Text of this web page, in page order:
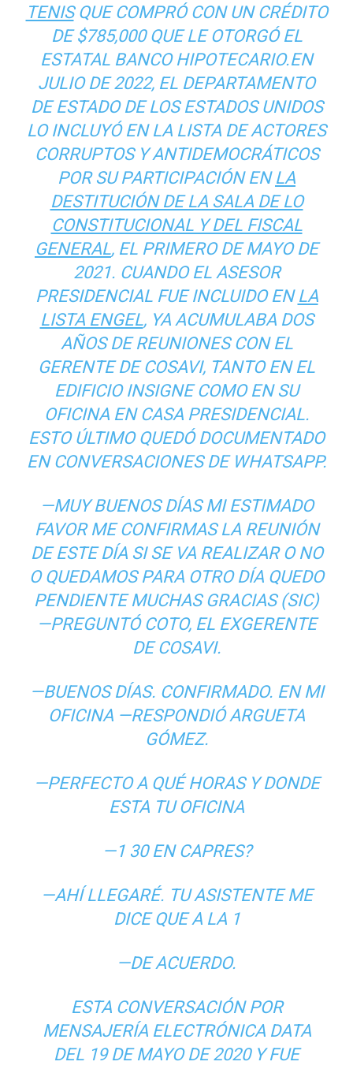
TENISQUE COMPRÓ CON UN CRÉDITO
DE $785,000 QUE LE OTORGÓ EL
ESTATAL BANCO HIPOTECARIO.EN
JULIO DE 2022, EL DEPARTAMENTO
DE ESTADO DE LOS ESTADOS UNIDOS
LO INCLUYÓ EN LA LISTA DE ACTORES
CORRUPTOS Y ANTIDEMOCRÁTICOS
POR SU PARTICIPACIÓN EN LA
DESTITUCIÓN DE LA SALA DE LO
CONSTITUCIONAL Y DEL FISCAL
GENERAL, EL PRIMERO DE MAYO DE
2021. CUANDO EL ASESOR
PRESIDENCIAL FUE INCLUIDO EN LA
LISTA ENGEL, YA ACUMULABA DOS
AÑOS DE REUNIONES CON EL
GERENTE DE COSAVI, TANTO EN EL
EDIFICIO INSIGNE COMO EN SU
OFICINA EN CASA PRESIDENCIAL.
ESTO ÚLTIMO QUEDÓ DOCUMENTADO
EN CONVERSACIONES DE WHATSAPP.
—MUY BUENOS DÍAS MI ESTIMADO
FAVOR ME CONFIRMAS LA REUNIÓN
DE ESTE DÍA SI SE VA REALIZAR O NO
O QUEDAMOS PARA OTRO DÍA QUEDO
PENDIENTE MUCHAS GRACIAS (SIC)
—PREGUNTÓ COTO, EL EXGERENTE
DE COSAVI.
—BUENOS DÍAS. CONFIRMADO. EN MI
OFICINA —RESPONDIÓ ARGUETA
GÓMEZ.
—PERFECTO A QUÉ HORAS Y DONDE
ESTA TU OFICINA
—1 30 EN CAPRES?
—AHÍ LLEGARÉ. TU ASISTENTE ME
DICE QUE A LA 1
—DE ACUERDO.
ESTA CONVERSACIÓN POR
MENSAJERÍA ELECTRÓNICA DATA
DEL 19 DE MAYO DE 2020 Y FUE